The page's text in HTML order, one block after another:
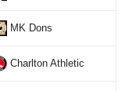
MK Dons
Charlton Athletic